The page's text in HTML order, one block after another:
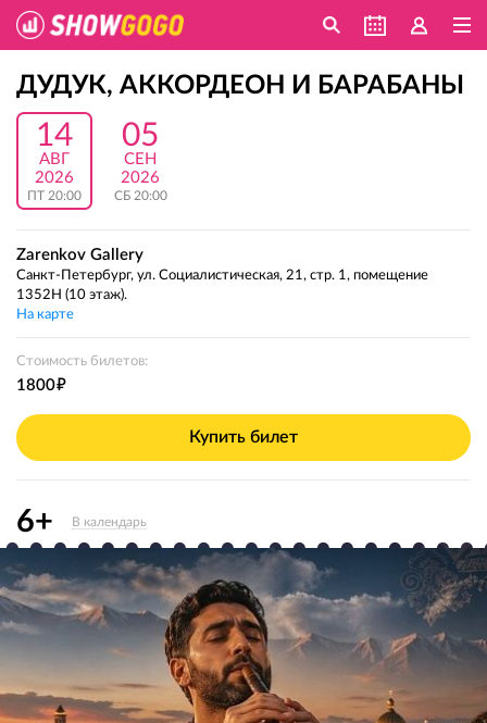
ДУДУК, АККОРДЕОН И БАРАБАНЫ
14
АВГ
2026
ПТ 20:00
05
СЕН
2026
СБ 20:00
Zarenkov Gallery
Санкт-Петербург, ул. Социалистическая, 21, стр. 1, помещение
1352Н (10 этаж).
На карте
Стоимость билетов:
1800е
Купить билет
6+ В календарь